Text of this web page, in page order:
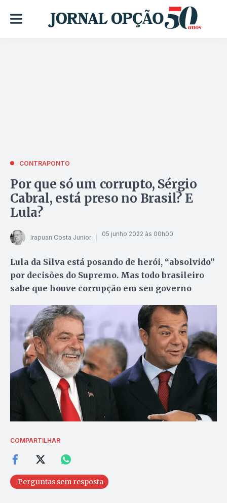
CONTRAPONTO
Por que só um corrupto, Sérgio
Cabral, está preso no Brasil? E
Lula?
Irapuan Costa Junior 05 junho 2022 às 00h00
Lula da Silva está posando de herói, “absolvido”
por decisões do Supremo. Mas todo brasileiro
sabe que houve corrupção em seu governo
COMPARTILHAR
Perguntas sem resposta